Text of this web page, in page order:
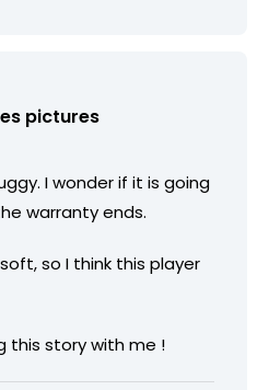
pictures
I wonder if it is going
warranty ends.
so I think this player
this story with me !